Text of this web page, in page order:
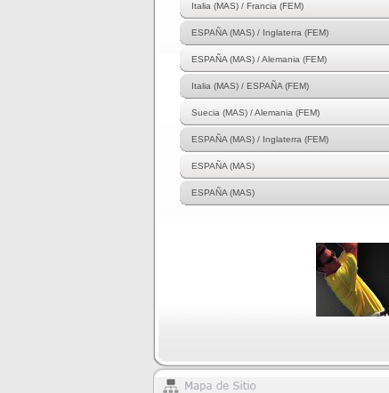
Italia (MAS) / Francia (FEM)
ESPAÑA (MAS) / Inglaterra (FEM)
ESPAÑA (MAS) / Alemania (FEM)
Italia (MAS) / ESPAÑA (FEM)
Suecia (MAS) / Alemania (FEM)
ESPAÑA (MAS) / Inglaterra (FEM)
ESPAÑA (MAS)
ESPAÑA (MAS)